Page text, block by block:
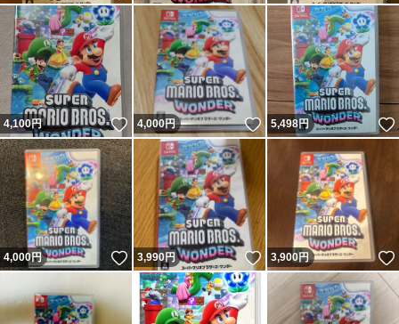
4,100円 いいね！
4,000円 いいね！
5,498円
4,000円 いいね！
3,990円 いいね！
3,900円